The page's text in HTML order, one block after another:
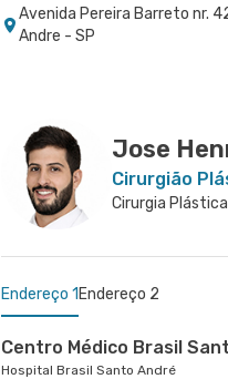
Avenida Pereira Barreto nr.
Andre - SP
Jose
Cirurgião
Cirurgia
Endereço 1 Endereço 2
Centro Médico Brasil
Hospital Brasil Santo André